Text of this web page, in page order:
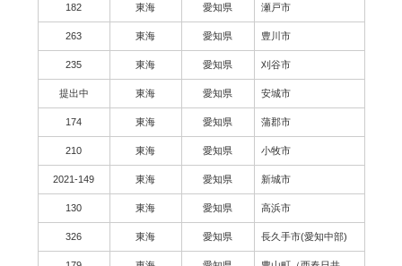
182 東海 愛知県 瀬戸市
263 東海 愛知県 豊川市
235 東海 愛知県 刈谷市
提出中 東海 愛知県 安城市
174 東海 愛知県 蒲郡市
210 東海 愛知県 小牧市
2021-149 東海 愛知県 新城市
130 東海 愛知県 高浜市
326 東海 愛知県 長久手市(愛知中部)